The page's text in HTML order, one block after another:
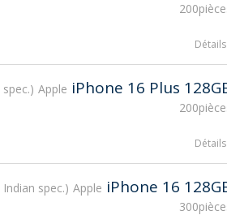
Détails
Apple iPhone 16 Plus
Détails
spec. Apple iPhone 16